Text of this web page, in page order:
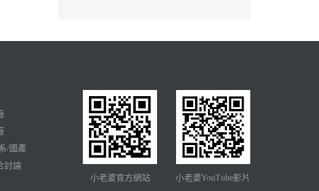
/國產
討論
小老婆官方網站
小老婆YouTube影片